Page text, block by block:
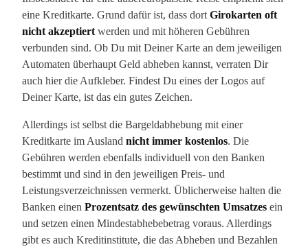
eine Kreditkarte. Grund dafür ist, dass dort Girokarten oft
nicht akzeptiert werden und mit höheren Gebühren
verbunden sind. Ob Du mit Deiner Karte an dem jeweiligen
Automaten überhaupt Geld abheben kannst, verraten Dir
auch hier die Aufkleber. Findest Du eines der Logos auf
Deiner Karte, ist das ein gutes Zeichen.
Allerdings ist selbst die Bargeldabhebung mit einer
Kreditkarte im Ausland nicht immer kostenlos. Die
Gebühren werden ebenfalls individuell von den Banken
bestimmt und sind in den jeweiligen Preis- und
Leistungsverzeichnissen vermerkt. Üblicherweise halten die
Banken einen Prozentsatz des gewünschten Umsatzes ein
und setzen einen Mindestabhebebetrag voraus. Allerdings
gibt es auch Kreditinstitute, die das Abheben und Bezahlen